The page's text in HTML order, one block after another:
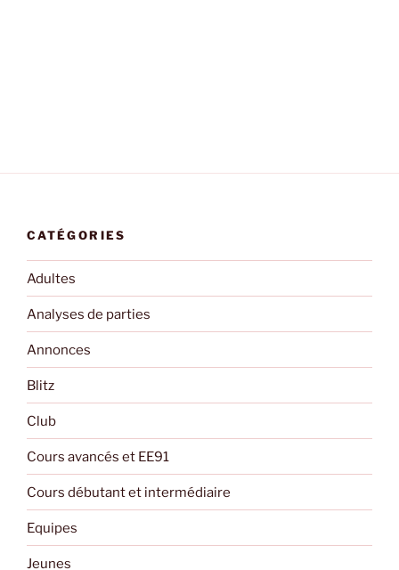
CATÉGORIES
Adultes
Analyses de parties
Annonces
Blitz
Club
Cours avancés et EE91
Cours débutant et intermédiaire
Equipes
Jeunes